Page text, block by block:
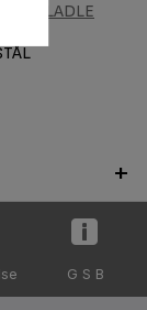
LADLE
G S B